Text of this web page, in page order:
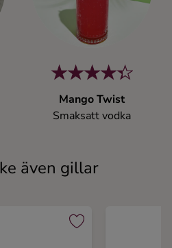
Mango Twist
Smaksatt vodka
även gillar